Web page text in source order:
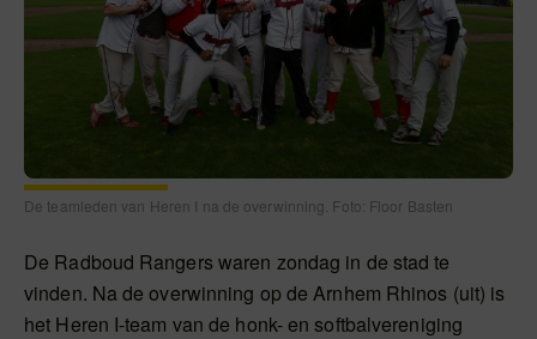
De teamleden van Heren I na de overwinning. Foto: Floor Basten
De Radboud Rangers waren zondag in de stad te
vinden. Na de overwinning op de Arnhem Rhinos (uit) is
het Heren I-team van de honk- en softbalvereniging